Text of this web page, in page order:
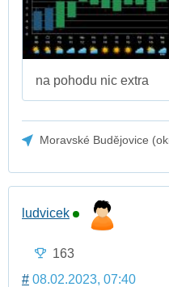
na pohodu nic extra
Moravské Budějovice
ludvicek
163
# 08.02.2023, 07:40